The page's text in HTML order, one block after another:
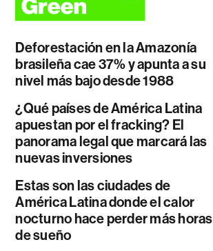
Deforestación en la Amazonía
brasileña cae 37% y apunta a su
nivel más bajo desde 1988
¿Qué países de América Latina
apuestan por el fracking? El
panorama legal que marcará las
nuevas inversiones
Estas son las ciudades de
América Latina donde el calor
nocturno hace perder más horas
de sueño